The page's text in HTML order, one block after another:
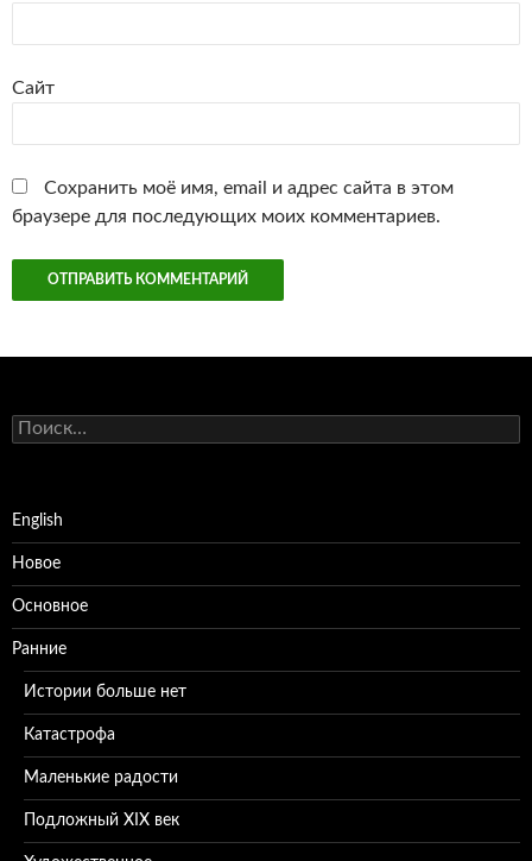
Сайт
Сохранить моё имя, email и адрес сайта в этом
браузере для последующих моих комментариев.
Найти:
English
Новое
Основное
Ранние
Истории больше нет
Катастрофа
Маленькие радости
Подложный XIX век